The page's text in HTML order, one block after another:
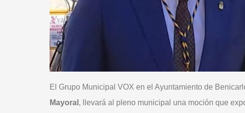
El Grupo Municipal VOX en el Ayuntamiento de
Mayoral , llevará al pleno municipal una moción que